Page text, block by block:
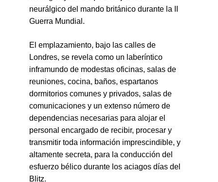
neurálgico del mando británico durante la II
Guerra Mundial.
El emplazamiento, bajo las calles de
Londres, se revela como un laberíntico
inframundo de modestas oficinas, salas de
reuniones, cocina, baños, espartanos
dormitorios comunes y privados, salas de
comunicaciones y un extenso número de
dependencias necesarias para alojar el
personal encargado de recibir, procesar y
transmitir toda información imprescindible, y
altamente secreta, para la conducción del
esfuerzo bélico durante los aciagos días del
Blitz.